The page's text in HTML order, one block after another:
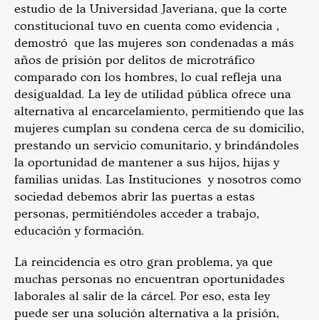
estudio de la Universidad Javeriana, que la corte
constitucional tuvo en cuenta como evidencia ,
demostró que las mujeres son condenadas a más
años de prisión por delitos de microtráfico
comparado con los hombres, lo cual refleja una
desigualdad. La ley de utilidad pública ofrece una
alternativa al encarcelamiento, permitiendo que las
mujeres cumplan su condena cerca de su domicilio,
prestando un servicio comunitario, y brindándoles
la oportunidad de mantener a sus hijos, hijas y
familias unidas. Las Instituciones y nosotros como
sociedad debemos abrir las puertas a estas
personas, permitiéndoles acceder a trabajo,
educación y formación.
La reincidencia es otro gran problema, ya que
muchas personas no encuentran oportunidades
laborales al salir de la cárcel. Por eso, esta ley
puede ser una solución alternativa a la prisión,